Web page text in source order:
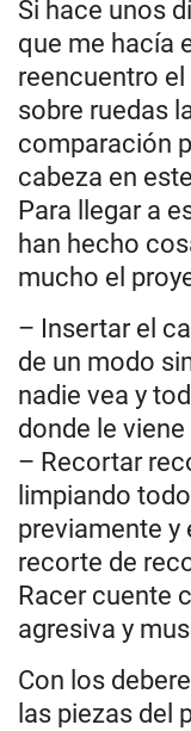
Si hace unos
que me hacía
reencuentro
sobre ruedas
comparación
cabeza en
Para llegar a
han hecho
mucho el
– Insertar el
de un modo
nadie vea y
donde le viene
– Recortar
limpiando
previamente y
recorte de
Racer cuente
agresiva y
Con los
las piezas del